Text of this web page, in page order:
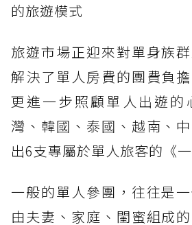
的旅遊模式
旅遊市場正迎來對單身族
解決了單人房費的團費負擔
更進一步照顧單人出遊的
灣、韓國、泰國、越南、
出6支專屬於單人旅客的《
一般的單人參團，往往是
由夫妻、家庭、閨蜜組成